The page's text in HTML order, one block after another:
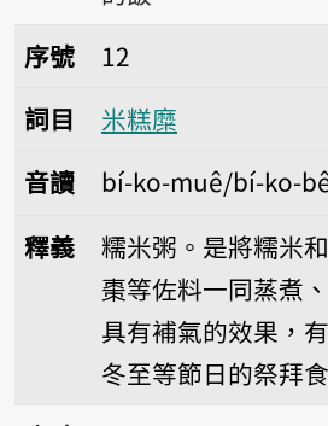
序號12米糕糜
序號
12
詞目
米糕糜
音讀
bí-ko-muê/bí-ko-
釋義
糯米粥。是將糯米
棗等佐料一同蒸煮
具有補氣的效果，
冬至等節日的祭拜